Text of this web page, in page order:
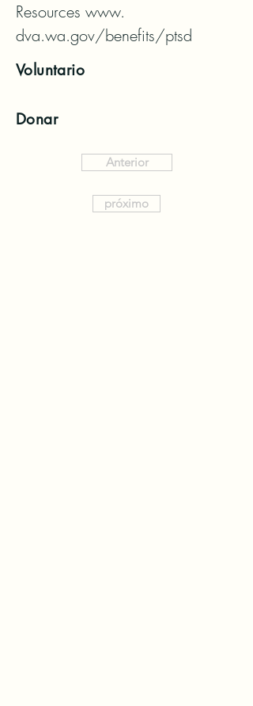
Resources www.
dva.wa.gov/benefits/ptsd
Voluntario
Donar
Anterior
próximo